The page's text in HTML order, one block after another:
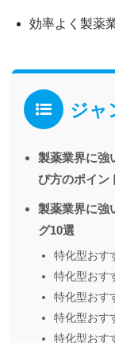
効率よく製薬
ジャ
製薬業界に強
び方のポイン
製薬業界に強
グ10選
特化型おす
特化型おす
特化型おす
特化型おす
特化型おす